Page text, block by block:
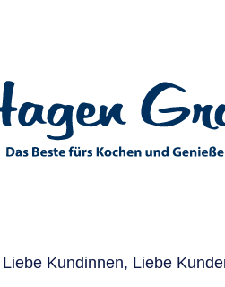
Liebe Kundinnen, Liebe